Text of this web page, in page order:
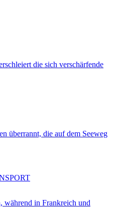
die sich verschärfende
überrannt, die auf dem Seeweg
während in Frankreich und